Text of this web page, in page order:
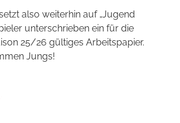
also weiterhin auf „Jugend
unterschrieben ein für die
25/26 gültiges Arbeitspapier.
Jungs!